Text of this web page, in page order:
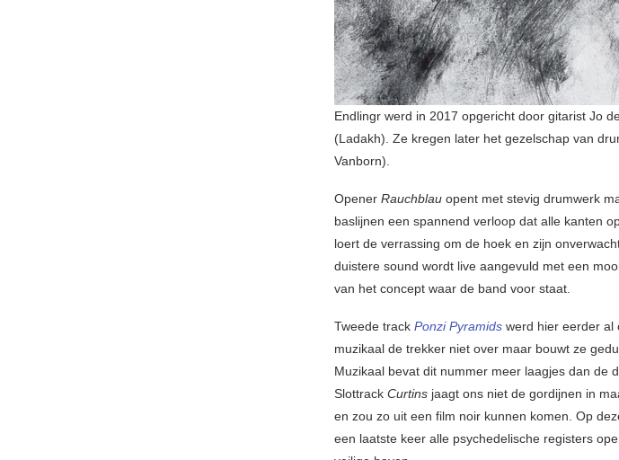
Endlingr werd in 2017 opgericht door gitarist Jo
(Ladakh). Ze kregen later het gezelschap van
Vanborn).
Opener Rauchblau opent met stevig drumwerk
baslijnen een spannend verloop dat alle kanten
loert de verrassing om de hoek en zijn
duistere sound wordt live aangevuld met een
van het concept waar de band voor staat.
Tweede track Ponzi Pyramids werd hier eerder al
muzikaal de trekker niet over maar bouwt ze
Muzikaal bevat dit nummer meer laagjes dan de
Slottrack Curtins jaagt ons niet de gordijnen in
en zou zo uit een film noir kunnen komen. Op
een laatste keer alle psychedelische registers